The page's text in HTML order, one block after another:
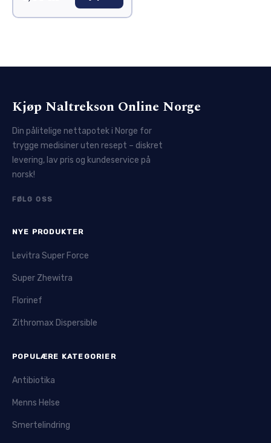
Kjøp Naltrekson Online Norge
Din pålitelige nettapotek i Norge for
trygge medisiner uten resept – diskret
levering, lav pris og kundeservice på
norsk!
FØLG OSS
NYE PRODUKTER
Levitra Super Force
Super Zhewitra
Florinef
Zithromax Dispersible
POPULÆRE KATEGORIER
Antibiotika
Menns Helse
Smertelindring